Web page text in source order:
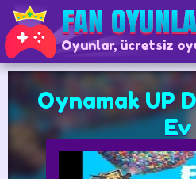
Oynamak UP
Ev